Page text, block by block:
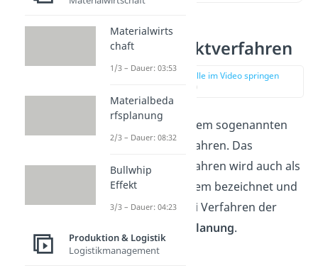
Bestellpunktverfahren
zur Stelle im Video springen
(00:58)
Starten wir mit dem sogenannten
Bestellpunktverfahren. Das
Bestellpunktverfahren wird auch als
Bestellpunktsystem bezeichnet und
ist eines der zwei Verfahren der
Bestellmengenplanung.
Materialwirts
chaft
1/3 – Dauer: 03:53
Materialbeda
rfsplanung
2/3 – Dauer: 08:32
Bullwhip
Effekt
3/3 – Dauer: 04:23
Produktion & Logistik
Logistikmanagement